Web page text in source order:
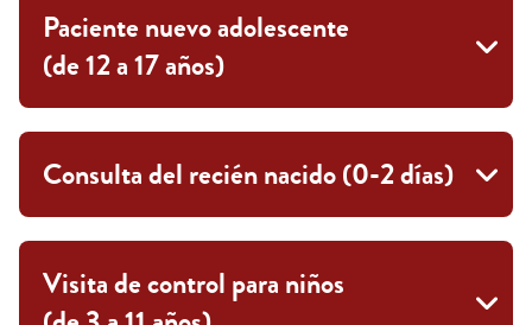
Paciente nuevo adolescente
(de 12 a 17 años)
Consulta del recién nacido (0-2 días)
Visita de control para niños